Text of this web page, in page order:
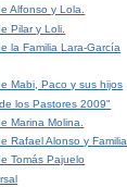
Alfonso y Lola.
Pilar y Loli.
la Familia Lara-García
Mabi, Paco y sus hijos
los Pastores 2009"
Marina Molina.
Rafael Alonso y Familia
Tomás Pajuelo